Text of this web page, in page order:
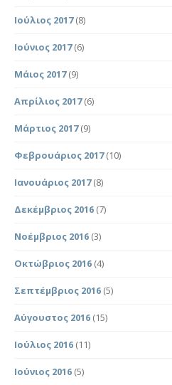
Ιούλιος 2017(8)
Ιούνιος 2017(6)
Μάιος 2017(9)
Απρίλιος 2017(6)
Μάρτιος 2017(9)
Φεβρουάριος 2017(10)
Ιανουάριος 2017(8)
Δεκέμβριος 2016 (7)
Νοέμβριος 2016 (3)
Οκτώβριος 2016 (4)
Σεπτέμβριος 2016 (5)
Αύγουστος 2016 (15)
Ιούλιος 2016 (11)
Ιούνιος 2016 (5)